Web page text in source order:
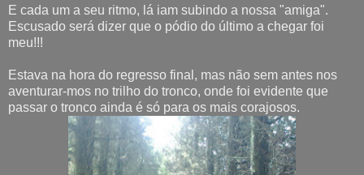
E cada um a seu ritmo, lá iam subindo a nossa "amiga".
Escusado será dizer que o pódio do último a chegar foi
meu!!!
Estava na hora do regresso final, mas não sem antes nos
aventurar-mos no trilho do tronco, onde foi evidente que
passar o tronco ainda é só para os mais corajosos.